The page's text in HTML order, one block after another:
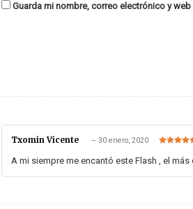
Guarda mi nombre, correo electrónico y
Txomin Vicente – 30 enero, 2020
de 5
A mi siempre me encantó este Flash , el